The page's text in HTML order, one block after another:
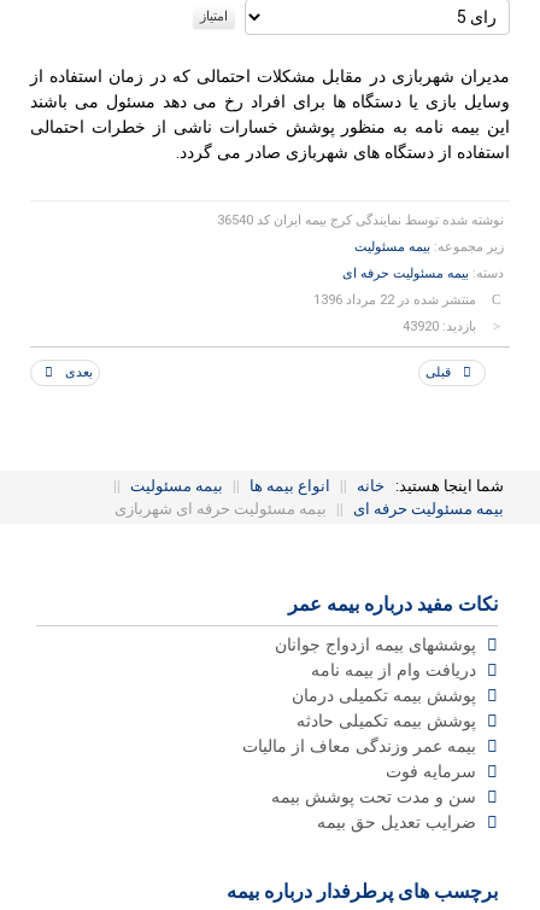
لطفا
رای
مدیران شهربازی در مقابل مشکلات احتمالی که در زمان استفاده از
وسایل بازی یا دستگاه ها برای افراد رخ می دهد مسئول می باشند
این بیمه نامه به منظور پوشش خسارات ناشی از خطرات احتمالی
استفاده از دستگاه های شهربازی صادر می گردد.
نوشته شده توسط نمایندگی کرج بیمه ایران کد 36540
زیر مجموعه: بیمه مسئولیت
دسته: بیمه مسئولیت حرفه ای
منتشر شده در 22 مرداد 1396
بازدید: 43920
قبلی بعدی
شما اینجا هستید: خانه || انواع بیمه ها || بیمه مسئولیت ||
بیمه مسئولیت حرفه ای || بیمه مسئولیت حرفه ای شهربازی
نکات مفید درباره بیمه عمر
پوششهای بیمه ازدواج جوانان
دریافت وام از بیمه نامه
پوشش بیمه تکمیلی درمان
پوشش بیمه تکمیلی حادثه
بیمه عمر وزندگی معاف از مالیات
سرمایه فوت
سن و مدت تحت پوشش بیمه
ضرایب تعدیل حق بیمه
برچسب های پرطرفدار درباره بیمه